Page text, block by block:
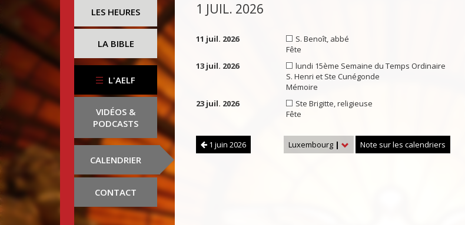
LES HEURES
LA BIBLE
L'AELF
VIDÉOS &
PODCASTS
CALENDRIER
CONTACT
1 JUIL. 2026
11 juil. 2026
S. Benoît, abbé
Fête
13 juil. 2026
lundi 15ème Semaine du Temps Ordinaire
S. Henri et Ste Cunégonde
Mémoire
23 juil. 2026
Ste Brigitte, religieuse
Fête
1 juin 2026 Luxembourg | Note sur les calendriers